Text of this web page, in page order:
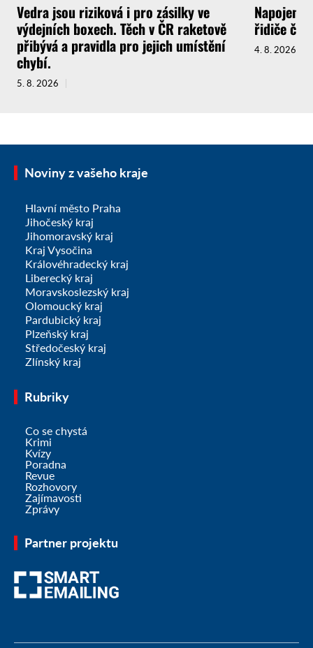
Vedra jsou riziková i pro zásilky ve
výdejních boxech. Těch v ČR raketově
přibývá a pravidla pro jejich umístění
chybí.
5. 8. 2026
Napojení
řidiče
4. 8. 2026
Noviny z vašeho kraje
Hlavní město Praha
Jihočeský kraj
Jihomoravský kraj
Kraj Vysočina
Královéhradecký kraj
Liberecký kraj
Moravskoslezský kraj
Olomoucký kraj
Pardubický kraj
Plzeňský kraj
Středočeský kraj
Zlínský kraj
Rubriky
Co se chystá
Krimi
Kvízy
Poradna
Revue
Rozhovory
Zajímavosti
Zprávy
Partner projektu